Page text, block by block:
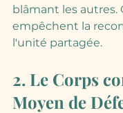
blâmant les autres.
empêchent la
l'unité partagée.
2. Le Corps
Moyen de